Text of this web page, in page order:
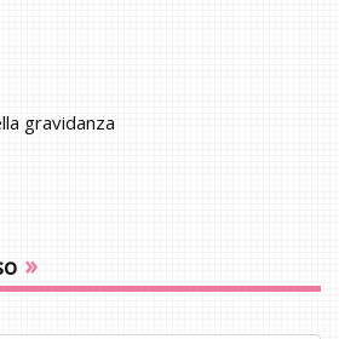
gravidanza
»